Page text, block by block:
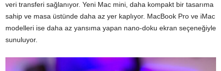
veri transferi sağlanıyor. Yeni Mac mini, daha kompakt bir tasarıma
sahip ve masa üstünde daha az yer kaplıyor. MacBook Pro ve iMac
modelleri ise daha az yansıma yapan nano-doku ekran seçeneğiyle
sunuluyor.